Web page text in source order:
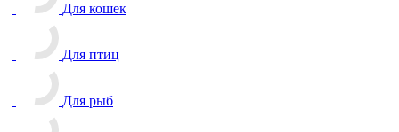
Для кошек
Для птиц
Для рыб